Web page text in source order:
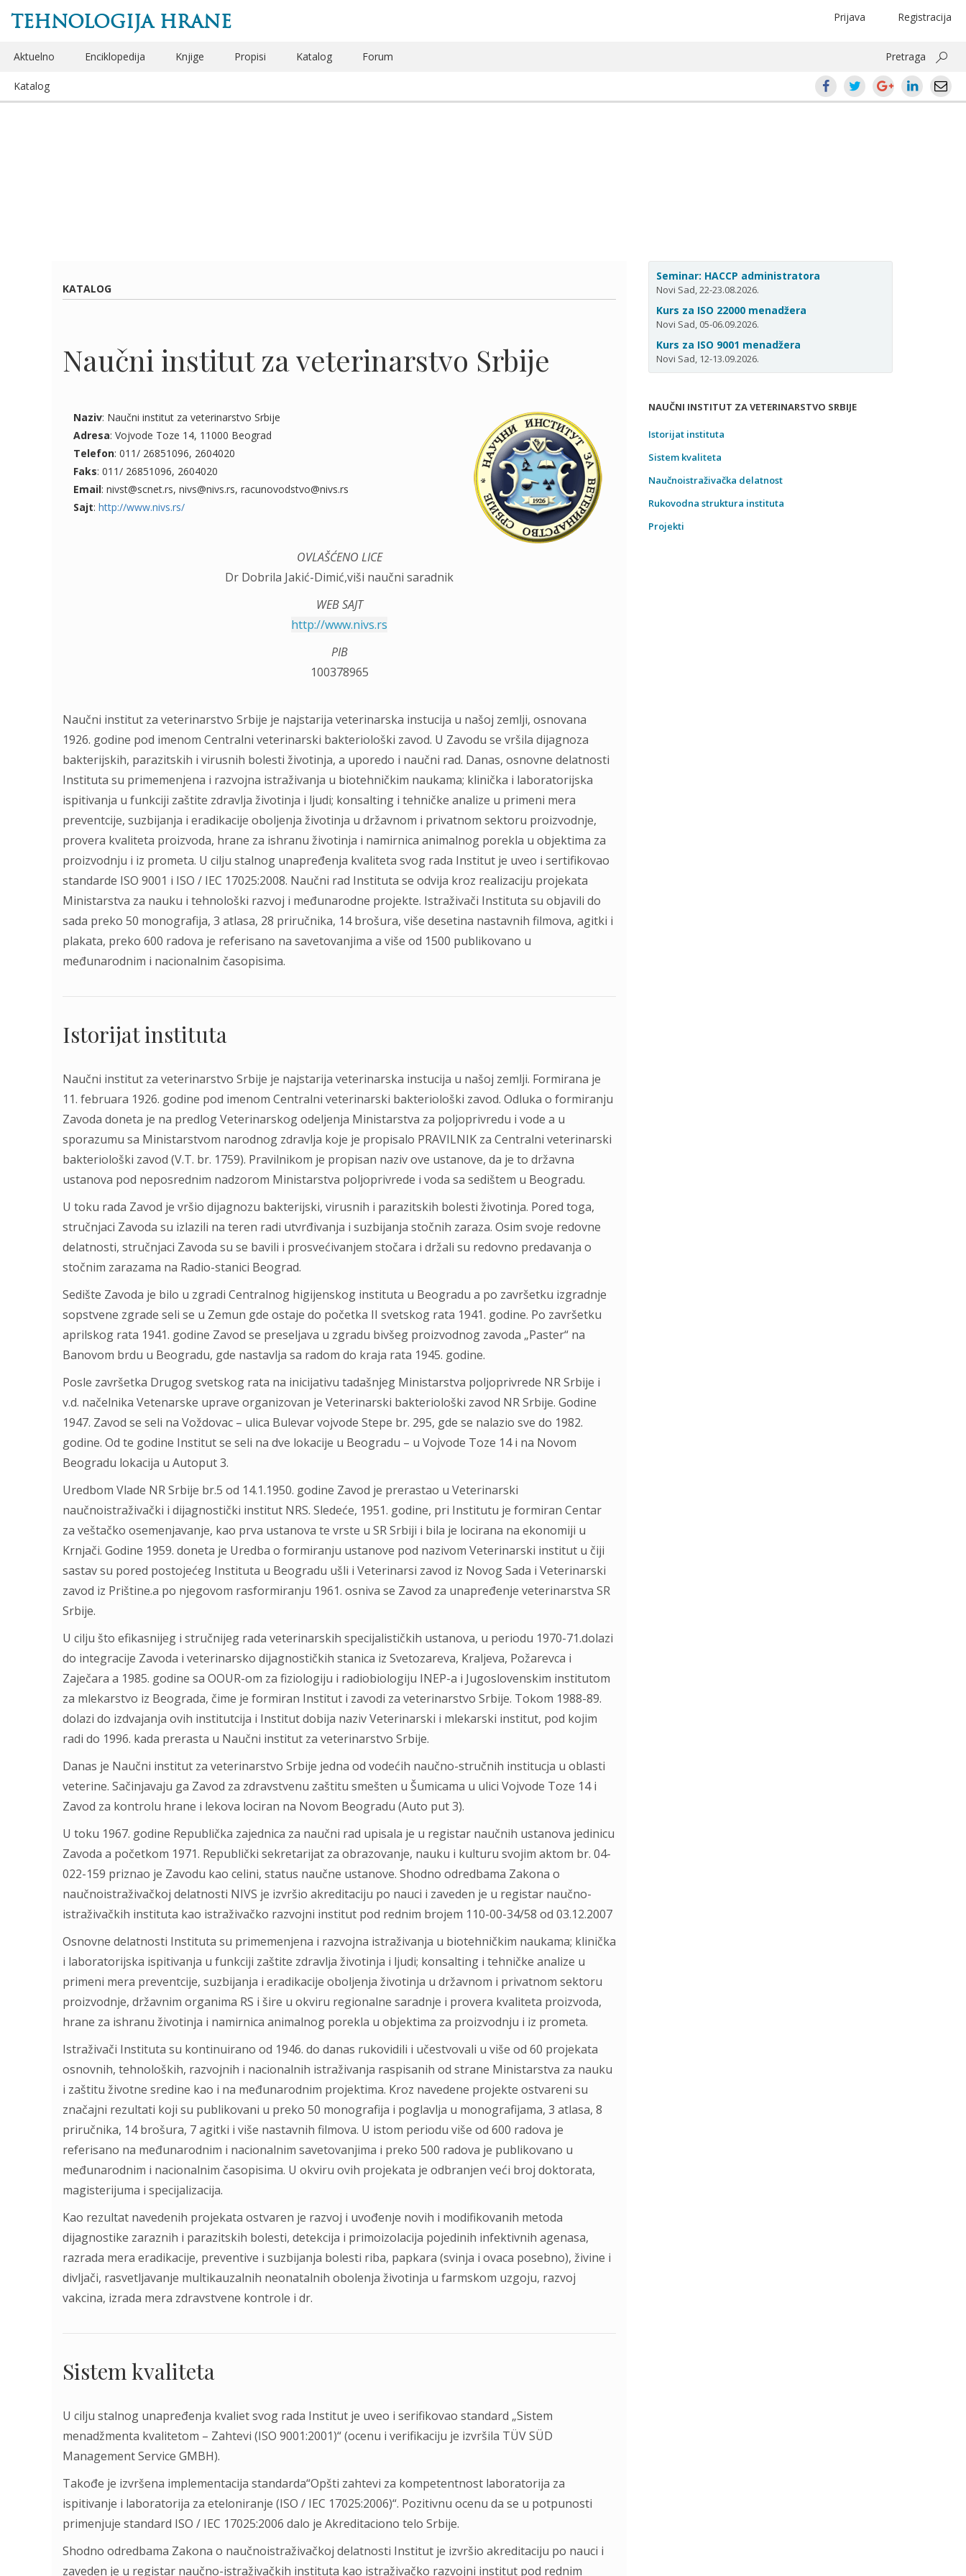
TEHNOLOGIJA HRANE Registracija
Prijava
Aktuelno Enciklopedija Knjige Propisi Katalog Forum Pretraga
Katalog
KATALOG
Naučni institut za veterinarstvo Srbije
Naziv: Naučni institut za veterinarstvo Srbije
Adresa: Vojvode Toze 14, 11000 Beograd
Telefon: 011/ 26851096, 2604020
Faks: 011/ 26851096, 2604020
Email: nivst@scnet.rs, nivs@nivs.rs, racunovodstvo@nivs.rs
Sajt: http://www.nivs.rs/
OVLAŠĆENO LICE
Dr Dobrila Jakić-Dimić,viši naučni saradnik
WEB SAJT
http://www.nivs.rs
PIB
100378965
Naučni institut za veterinarstvo Srbije je najstarija veterinarska instucija u našoj zemlji, osnovana
1926. godine pod imenom Centralni veterinarski bakteriološki zavod. U Zavodu se vršila dijagnoza
bakterijskih, parazitskih i virusnih bolesti životinja, a uporedo i naučni rad. Danas, osnovne delatnosti
Instituta su primemenjena i razvojna istraživanja u biotehničkim naukama; klinička i laboratorijska
ispitivanja u funkciji zaštite zdravlja životinja i ljudi; konsalting i tehničke analize u primeni mera
preventcije, suzbijanja i eradikacije oboljenja životinja u državnom i privatnom sektoru proizvodnje,
provera kvaliteta proizvoda, hrane za ishranu životinja i namirnica animalnog porekla u objektima za
proizvodnju i iz prometa. U cilju stalnog unapređenja kvaliteta svog rada Institut je uveo i sertifikovao
standarde ISO 9001 i ISO / IEC 17025:2008. Naučni rad Instituta se odvija kroz realizaciju projekata
Ministarstva za nauku i tehnološki razvoj i međunarodne projekte. Istraživači Instituta su objavili do
sada preko 50 monografija, 3 atlasa, 28 priručnika, 14 brošura, više desetina nastavnih filmova, agitki i
plakata, preko 600 radova je referisano na savetovanjima a više od 1500 publikovano u
međunarodnim i nacionalnim časopisima.
Istorijat instituta
Naučni institut za veterinarstvo Srbije je najstarija veterinarska instucija u našoj zemlji. Formirana je
11. februara 1926. godine pod imenom Centralni veterinarski bakteriološki zavod. Odluka o formiranju
Zavoda doneta je na predlog Veterinarskog odeljenja Ministarstva za poljoprivredu i vode a u
sporazumu sa Ministarstvom narodnog zdravlja koje je propisalo PRAVILNIK za Centralni veterinarski
bakteriološki zavod (V.T. br. 1759). Pravilnikom je propisan naziv ove ustanove, da je to državna
ustanova pod neposrednim nadzorom Ministarstva poljoprivrede i voda sa sedištem u Beogradu.
U toku rada Zavod je vršio dijagnozu bakterijski, virusnih i parazitskih bolesti životinja. Pored toga,
stručnjaci Zavoda su izlazili na teren radi utvrđivanja i suzbijanja stočnih zaraza. Osim svoje redovne
delatnosti, stručnjaci Zavoda su se bavili i prosvećivanjem stočara i držali su redovno predavanja o
stočnim zarazama na Radio-stanici Beograd.
Sedište Zavoda je bilo u zgradi Centralnog higijenskog instituta u Beogradu a po završetku izgradnje
sopstvene zgrade seli se u Zemun gde ostaje do početka II svetskog rata 1941. godine. Po završetku
aprilskog rata 1941. godine Zavod se preseljava u zgradu bivšeg proizvodnog zavoda „Paster“ na
Banovom brdu u Beogradu, gde nastavlja sa radom do kraja rata 1945. godine.
Posle završetka Drugog svetskog rata na inicijativu tadašnjeg Ministarstva poljoprivrede NR Srbije i
v.d. načelnika Vetenarske uprave organizovan je Veterinarski bakteriološki zavod NR Srbije. Godine
1947. Zavod se seli na Voždovac – ulica Bulevar vojvode Stepe br. 295, gde se nalazio sve do 1982.
godine. Od te godine Institut se seli na dve lokacije u Beogradu – u Vojvode Toze 14 i na Novom
Beogradu lokacija u Autoput 3.
Uredbom Vlade NR Srbije br.5 od 14.1.1950. godine Zavod je prerastao u Veterinarski
naučnoistraživački i dijagnostički institut NRS. Sledeće, 1951. godine, pri Institutu je formiran Centar
za veštačko osemenjavanje, kao prva ustanova te vrste u SR Srbiji i bila je locirana na ekonomiji u
Krnjači. Godine 1959. doneta je Uredba o formiranju ustanove pod nazivom Veterinarski institut u čiji
sastav su pored postojećeg Instituta u Beogradu ušli i Veterinarsi zavod iz Novog Sada i Veterinarski
zavod iz Prištine.a po njegovom rasformiranju 1961. osniva se Zavod za unapređenje veterinarstva SR
Srbije.
U cilju što efikasnijeg i stručnijeg rada veterinarskih specijalističkih ustanova, u periodu 1970-71.dolazi
do integracije Zavoda i veterinarsko dijagnostičkih stanica iz Svetozareva, Kraljeva, Požarevca i
Zaječara a 1985. godine sa OOUR-om za fiziologiju i radiobiologiju INEP-a i Jugoslovenskim institutom
za mlekarstvo iz Beograda, čime je formiran Institut i zavodi za veterinarstvo Srbije. Tokom 1988-89.
dolazi do izdvajanja ovih institutcija i Institut dobija naziv Veterinarski i mlekarski institut, pod kojim
radi do 1996. kada prerasta u Naučni institut za veterinarstvo Srbije.
Danas je Naučni institut za veterinarstvo Srbije jedna od vodećih naučno-stručnih institucja u oblasti
veterine. Sačinjavaju ga Zavod za zdravstvenu zaštitu smešten u Šumicama u ulici Vojvode Toze 14 i
Zavod za kontrolu hrane i lekova lociran na Novom Beogradu (Auto put 3).
U toku 1967. godine Republička zajednica za naučni rad upisala je u registar naučnih ustanova jedinicu
Zavoda a početkom 1971. Republički sekretarijat za obrazovanje, nauku i kulturu svojim aktom br. 04-
022-159 priznao je Zavodu kao celini, status naučne ustanove. Shodno odredbama Zakona o
naučnoistraživačkoj delatnosti NIVS je izvršio akreditaciju po nauci i zaveden je u registar naučno-
istraživačkih instituta kao istraživačko razvojni institut pod rednim brojem 110-00-34/58 od 03.12.2007
Osnovne delatnosti Instituta su primemenjena i razvojna istraživanja u biotehničkim naukama; klinička
i laboratorijska ispitivanja u funkciji zaštite zdravlja životinja i ljudi; konsalting i tehničke analize u
primeni mera preventcije, suzbijanja i eradikacije oboljenja životinja u državnom i privatnom sektoru
proizvodnje, državnim organima RS i šire u okviru regionalne saradnje i provera kvaliteta proizvoda,
hrane za ishranu životinja i namirnica animalnog porekla u objektima za proizvodnju i iz prometa.
Istraživači Instituta su kontinuirano od 1946. do danas rukovidili i učestvovali u više od 60 projekata
osnovnih, tehnoloških, razvojnih i nacionalnih istraživanja raspisanih od strane Ministarstva za nauku
i zaštitu životne sredine kao i na međunarodnim projektima. Kroz navedene projekte ostvareni su
značajni rezultati koji su publikovani u preko 50 monografija i poglavlja u monografijama, 3 atlasa, 8
priručnika, 14 brošura, 7 agitki i više nastavnih filmova. U istom periodu više od 600 radova je
referisano na međunarodnim i nacionalnim savetovanjima i preko 500 radova je publikovano u
međunarodnim i nacionalnim časopisima. U okviru ovih projekata je odbranjen veći broj doktorata,
magisterijuma i specijalizacija.
Kao rezultat navedenih projekata ostvaren je razvoj i uvođenje novih i modifikovanih metoda
dijagnostike zaraznih i parazitskih bolesti, detekcija i primoizolacija pojedinih infektivnih agenasa,
razrada mera eradikacije, preventive i suzbijanja bolesti riba, papkara (svinja i ovaca posebno), živine i
divljači, rasvetljavanje multikauzalnih neonatalnih obolenja životinja u farmskom uzgoju, razvoj
vakcina, izrada mera zdravstvene kontrole i dr.
Sistem kvaliteta
U cilju stalnog unapređenja kvaliet svog rada Institut je uveo i serifikovao standard „Sistem
menadžmenta kvalitetom – Zahtevi (ISO 9001:2001)“ (ocenu i verifikaciju je izvršila TÜV SÜD
Management Service GMBH).
Takođe je izvršena implementacija standarda“Opšti zahtevi za kompetentnost laboratorija za
ispitivanje i laboratorija za eteloniranje (ISO / IEC 17025:2006)“. Pozitivnu ocenu da se u potpunosti
primenjuje standard ISO / IEC 17025:2006 dalo je Akreditaciono telo Srbije.
Shodno odredbama Zakona o naučnoistraživačkoj delatnosti Institut je izvršio akreditaciju po nauci i
zaveden je u registar naučno-istraživačkih instituta kao istraživačko razvojni institut pod rednim
Seminar: HACCP administratora
Novi Sad, 22-23.08.2026.
Kurs za ISO 22000 menadžera
Novi Sad, 05-06.09.2026.
Kurs za ISO 9001 menadžera
Novi Sad, 12-13.09.2026.
NAUČNI INSTITUT ZA VETERINARSTVO SRBIJE
Istorijat instituta
Sistem kvaliteta
Naučnoistraživačka delatnost
Rukovodna struktura instituta
Projekti